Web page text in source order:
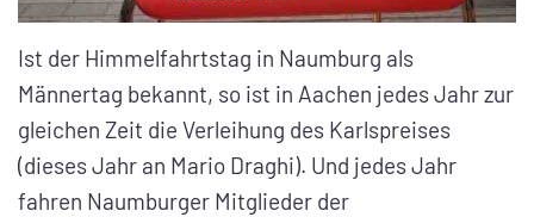
Ist der Himmelfahrtstag in Naumburg als
Männertag bekannt, so ist in Aachen jedes Jahr zur
gleichen Zeit die Verleihung des Karlspreises
(dieses Jahr an Mario Draghi). Und jedes Jahr
fahren Naumburger Mitglieder der